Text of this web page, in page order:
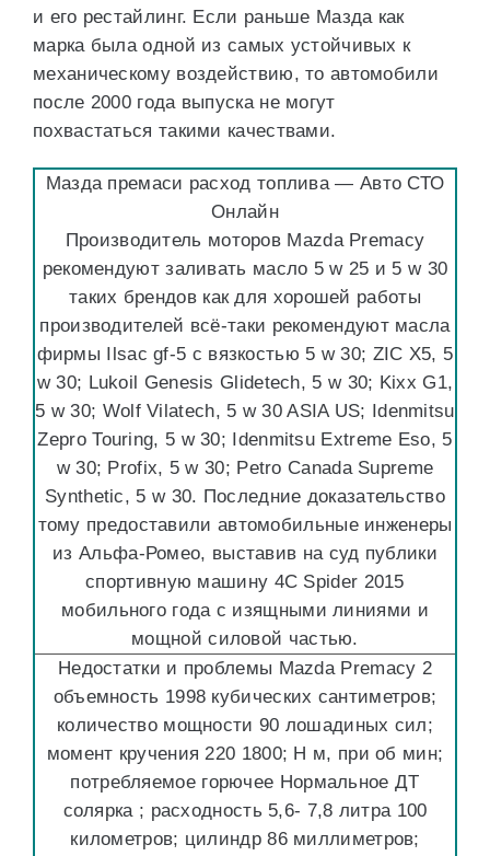
и его рестайлинг. Если раньше Мазда как
марка была одной из самых устойчивых к
механическому воздействию, то автомобили
после 2000 года выпуска не могут
похвастаться такими качествами.
Мазда премаси расход топлива — Авто СТО
Онлайн
Производитель моторов Mazda Premacy
рекомендуют заливать масло 5 w 25 и 5 w 30
таких брендов как для хорошей работы
производителей всё-таки рекомендуют масла
фирмы Ilsac gf-5 с вязкостью 5 w 30; ZIC X5, 5
w 30; Lukoil Genesis Glidetech, 5 w 30; Kixx G1,
5 w 30; Wolf Vilatech, 5 w 30 ASIA US; Idenmitsu
Zepro Touring, 5 w 30; Idenmitsu Extreme Eso, 5
w 30; Profix, 5 w 30; Petro Canada Supreme
Synthetic, 5 w 30. Последние доказательство
тому предоставили автомобильные инженеры
из Альфа-Ромео, выставив на суд публики
спортивную машину 4C Spider 2015
мобильного года с изящными линиями и
мощной силовой частью.
Недостатки и проблемы Mazda Premacy 2
объемность 1998 кубических сантиметров;
количество мощности 90 лошадиных сил;
момент кручения 220 1800; Н м, при об мин;
потребляемое горючее Нормальное ДТ
солярка ; расходность 5,6- 7,8 литра 100
километров; цилиндр 86 миллиметров;